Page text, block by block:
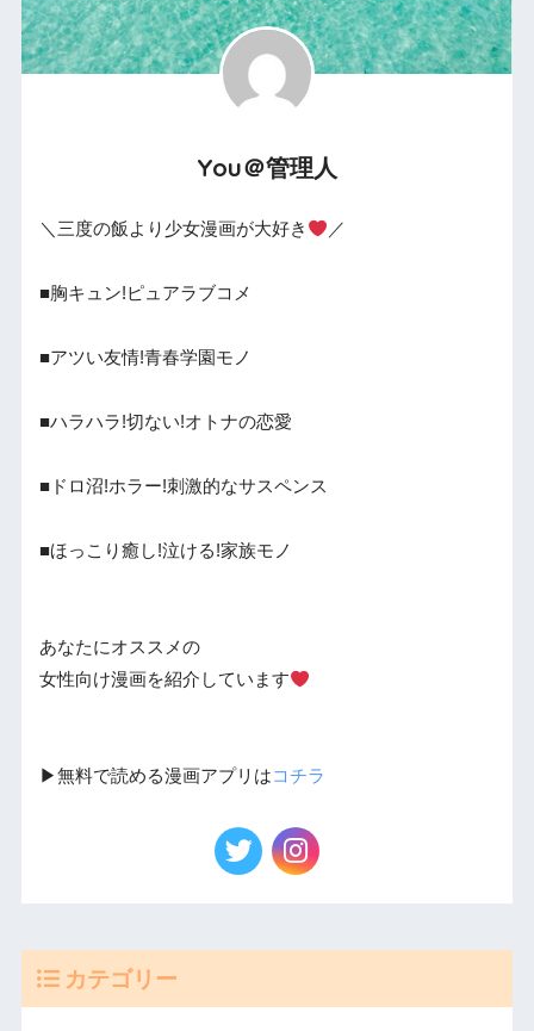
You＠管理人
＼三度の飯より少女漫画が大好き ／
■胸キュン!ピュアラブコメ
■アツい友情!青春学園モノ
■ハラハラ!切ない!オトナの恋愛
■ドロ沼!ホラー!刺激的なサスペンス
■ほっこり癒し!泣ける!家族モノ
あなたにオススメの
女性向け漫画を紹介しています
▶︎無料で読める漫画アプリはコチラ
カテゴリー